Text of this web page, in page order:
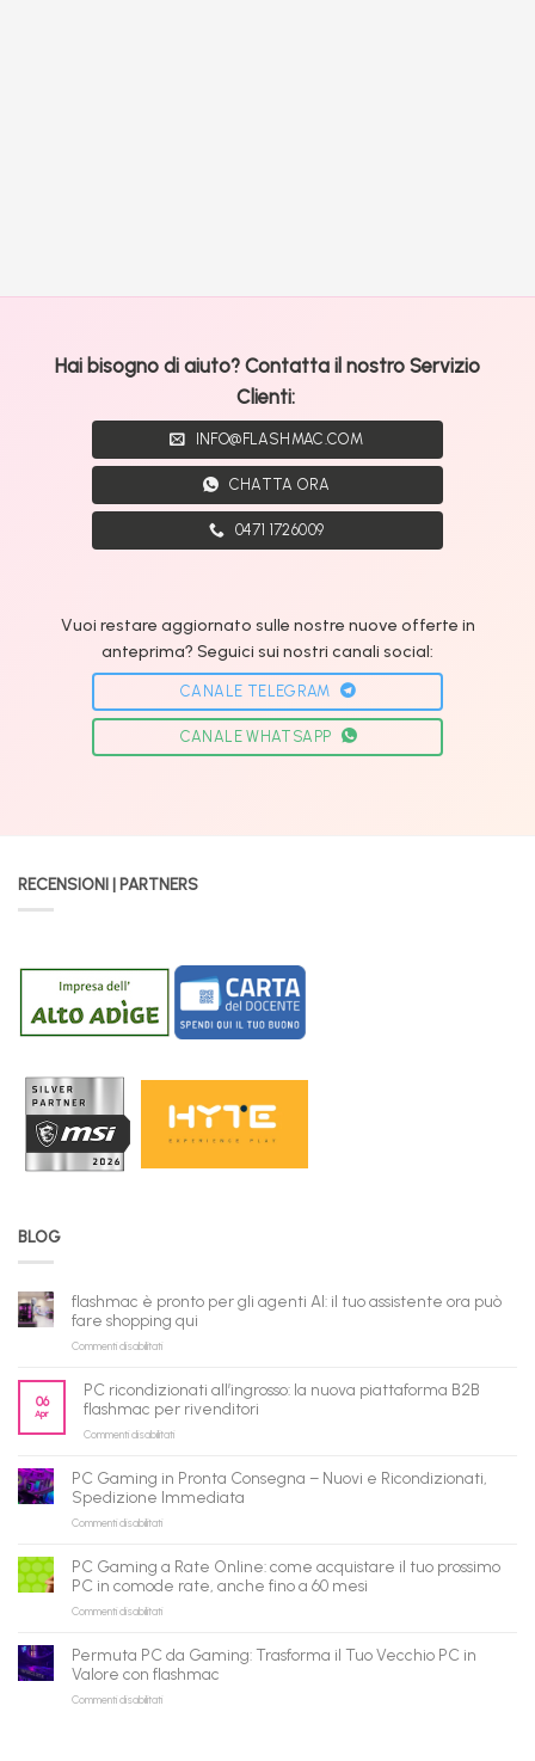
Hai bisogno di aiuto? Contatta il nostro Servizio
Clienti:
INFO@FLASHMAC.COM
CHATTA ORA
0471 1726009
Vuoi restare aggiornato sulle nostre nuove offerte in
anteprima? Seguici sui nostri canali social:
CANALE TELEGRAM
CANALE WHATSAPP
RECENSIONI | PARTNERS
BLOG
flashmac è pronto per gli agenti AI: il tuo assistente ora può
fare shopping qui
Commenti disabilitatisu
pronto
per
gli
AI:
il
tuo
assistente
può
fare
shopping
qui
06
Apr
PC ricondizionati all’ingrosso: la nuova piattaforma B2B
flashmac per rivenditori
Commenti disabilitatisu
ricondizionati
all’ingrosso:
la
B2B
flashmac
per
PC Gaming in Pronta Consegna – Nuovi e Ricondizionati,
Spedizione Immediata
Commenti disabilitatisu
Gaming
in
Pronta
Consegna
Nuovi
Ricondizionati,
Spedizione
PC Gaming a Rate Online: come acquistare il tuo prossimo
PC in comode rate, anche fino a 60 mesi
Commenti disabilitatisu
Gaming
a
Rate
Online:
Permuta PC da Gaming: Trasforma il Tuo Vecchio PC in
Valore con flashmac
Commenti disabilitatisu